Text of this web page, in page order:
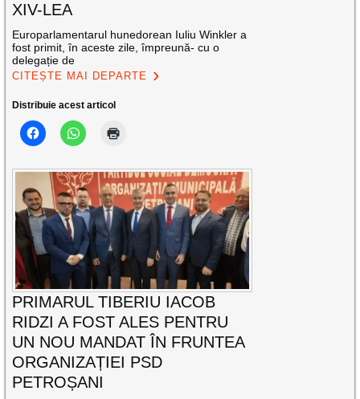
XIV-LEA
Europarlamentarul hunedorean Iuliu Winkler a
fost primit, în aceste zile, împreună- cu o
delegație de
CITEȘTE MAI DEPARTE
Distribuie acest articol
PRIMARUL TIBERIU IACOB
RIDZI A FOST ALES PENTRU
UN NOU MANDAT ÎN FRUNTEA
ORGANIZAȚIEI PSD
PETROȘANI